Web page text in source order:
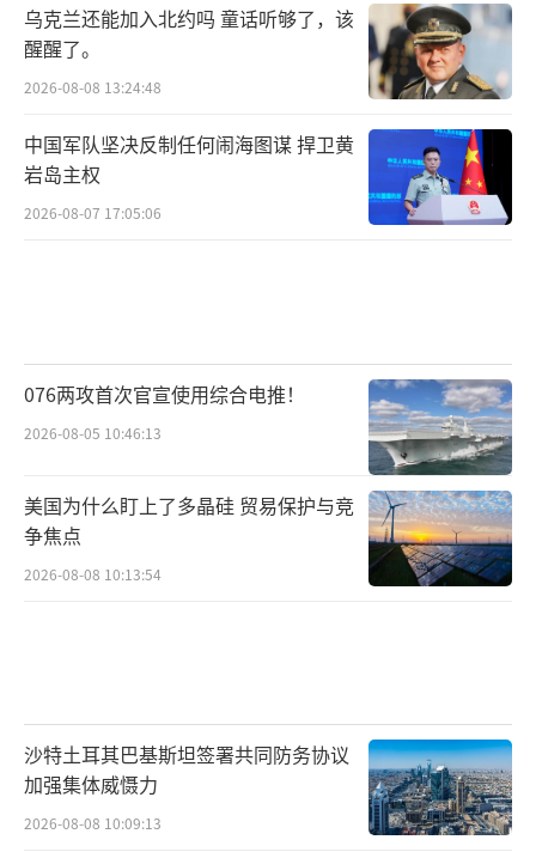
乌克兰还能加入北约吗 童话听够了，该
醒醒了。
2026-08-08 13:24:48
中国军队坚决反制任何闹海图谋 捍卫黄
岩岛主权
2026-08-07 17:05:06
076两攻首次官宣使用综合电推！
2026-08-05 10:46:13
美国为什么盯上了多晶硅 贸易保护与竞
争焦点
2026-08-08 10:13:54
沙特土耳其巴基斯坦签署共同防务协议
加强集体威慑力
2026-08-08 10:09:13